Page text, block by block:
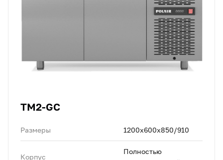
TM2-GC
Размеры 1200х600х850/910
Корпус
Полностью